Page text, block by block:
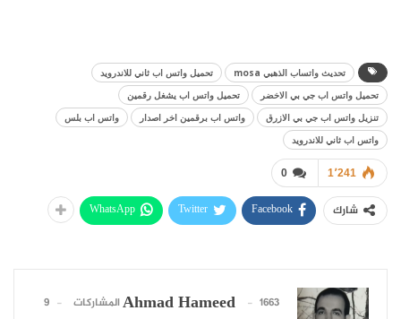
تحديث واتساب الذهبي mosa
تحميل واتس اب ثاني للاندرويد
تحميل واتس اب جي بي الاخضر
تحميل واتس اب يشغل رقمين
تنزيل واتس اب جي بي الازرق
واتس اب برقمين اخر اصدار
واتس اب بلس
واتس اب ثاني للاندرويد
0 1٬241
شارك Facebook
Twitter
WhatsApp
Ahmad Hameed 1663 المشاركات
9